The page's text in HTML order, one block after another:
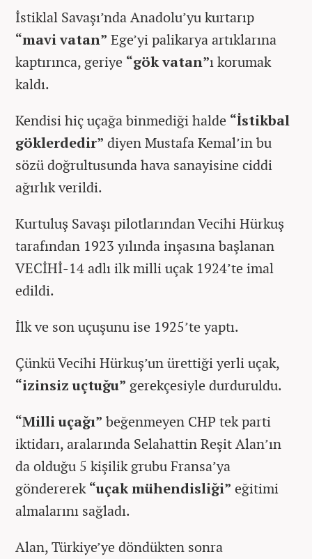
İstiklal Savaşı’nda Anadolu’yu kurtarıp
“mavi vatan” Ege’yi palikarya artıklarına
kaptırınca, geriye “gök vatan”ı korumak
kaldı.
Kendisi hiç uçağa binmediği halde “İstikbal
göklerdedir” diyen Mustafa Kemal’in bu
sözü doğrultusunda hava sanayisine ciddi
ağırlık verildi.
Kurtuluş Savaşı pilotlarından Vecihi Hürkuş
tarafından 1923 yılında inşasına başlanan
VECİHİ-14 adlı ilk milli uçak 1924’te imal
edildi.
İlk ve son uçuşunu ise 1925’te yaptı.
Çünkü Vecihi Hürkuş’un ürettiği yerli uçak,
“izinsiz uçtuğu” gerekçesiyle durduruldu.
“Milli uçağı” beğenmeyen CHP tek parti
iktidarı, aralarında Selahattin Reşit Alan’ın
da olduğu 5 kişilik grubu Fransa’ya
göndererek“uçak mühendisliği” eğitimi
almalarını sağladı.
Alan, Türkiye’ye döndükten sonra